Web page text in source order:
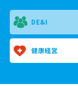
DE&I
健康経営